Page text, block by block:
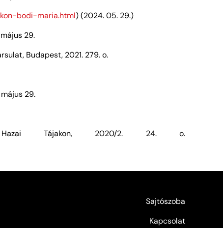
bodi-maria.html) (2024. 05. 29.)
29.
Budapest, 2021. 279. o.
29.
Tájakon, 2020/2. 24. o.
Sajtószoba
Kapcsolat